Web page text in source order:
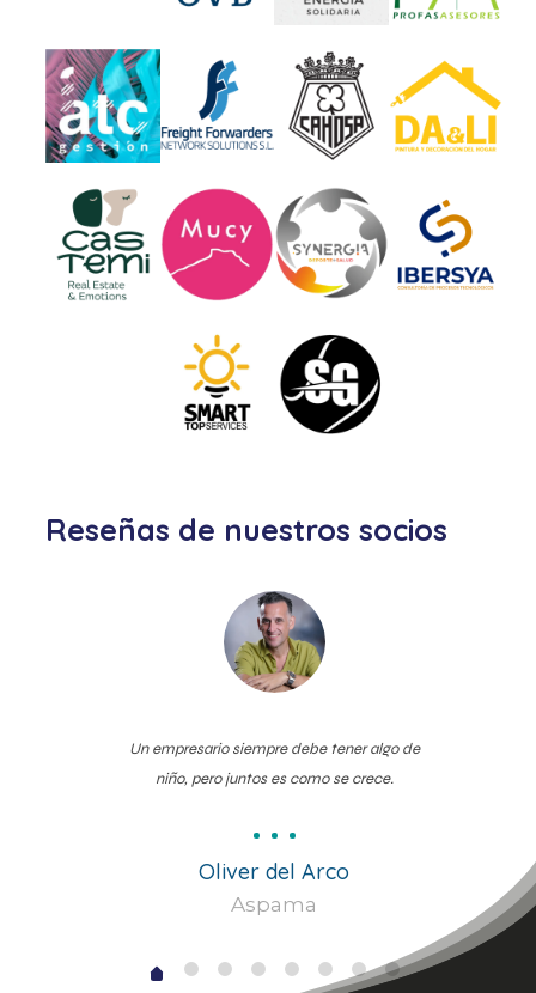
Reseñas de nuestros socios
Un empresario siempre debe tener algo de
niño, pero juntos es como se crece.
Oliver del Arco
Aspama